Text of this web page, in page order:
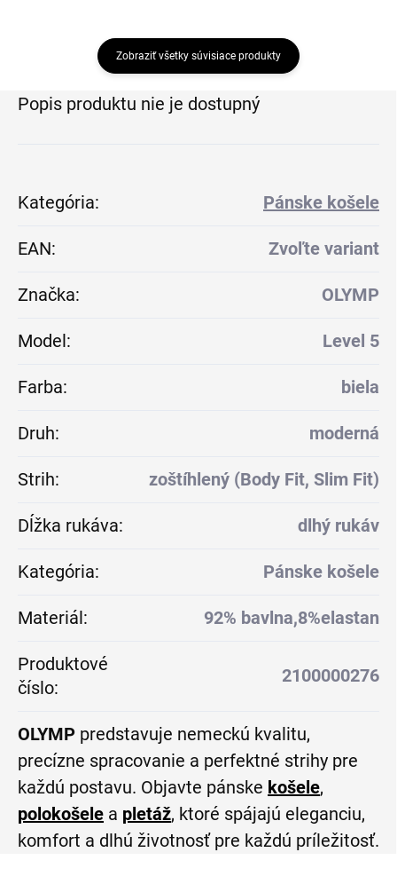
Zobraziť všetky súvisiace produkty
Popis produktu nie je dostupný
Kategória: Pánske košele
EAN: Zvoľte variant
Značka: OLYMP
Model: Level 5
Farba: biela
Druh: moderná
Strih: zoštíhlený (Body Fit, Slim Fit)
Dĺžka rukáva: dlhý rukáv
Kategória: Pánske košele
Materiál: 92% bavlna,8%elastan
Produktové
číslo:
2100000276
OLYMP predstavuje nemeckú kvalitu,
precízne spracovanie a perfektné strihy pre
každú postavu. Objavte pánske košele,
polokošele a pletáž, ktoré spájajú eleganciu,
komfort a dlhú životnosť pre každú príležitosť.